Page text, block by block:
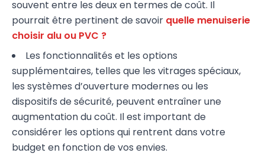
souvent entre les deux en termes de coût. Il
pourrait être pertinent de savoir quelle menuiserie
choisir alu ou PVC ?
Les fonctionnalités et les options
supplémentaires, telles que les vitrages spéciaux,
les systèmes d’ouverture modernes ou les
dispositifs de sécurité, peuvent entraîner une
augmentation du coût. Il est important de
considérer les options qui rentrent dans votre
budget en fonction de vos envies.